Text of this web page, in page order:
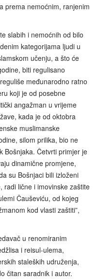
prema nemoćnim, ranjenim
slabih i nemoćnih od bilo
kategorijama ljudi u
učenju, a što će
biti regulisano
međunarodno ratno
koji je od posebne
angažman u vrijeme
kada je od oktobra
muslimanske
silom prilika, bio ne
Bošnjaka. Četvrti primjer je
dinamične promjene,
su Bošnjaci bili izloženi
radi lične i imovinske zaštite
Čauševiću, od kojeg
kod vlasti zaštiti”,
u renomiranim
i reisul-ulema,
staleških udruženja,
čitan saradnik i autor.